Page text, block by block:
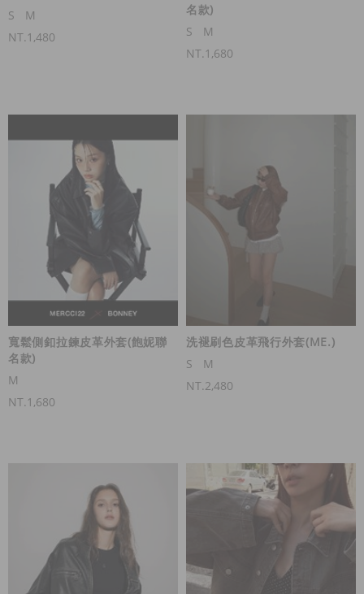
S
M
NT.1,480
名款)
S
M
NT.1,680
寬鬆側釦拉鍊皮革外套(飽妮聯
名款)
M
NT.1,680
洗褪刷色皮革飛行外套(ME.)
S
M
NT.2,480